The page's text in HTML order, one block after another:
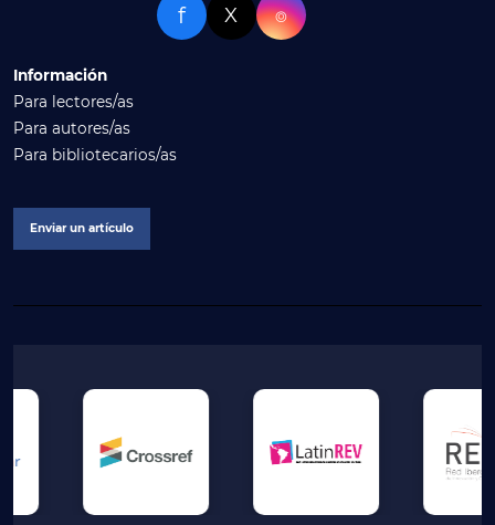
f X ⌾
Información
Para lectores/as
Para autores/as
Para bibliotecarios/as
Enviar un artículo